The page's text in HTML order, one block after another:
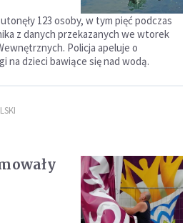
123 osoby, w tym pięć podczas
z danych przekazanych we wtorek
Policja apeluje o
na dzieci bawiące się nad wodą.